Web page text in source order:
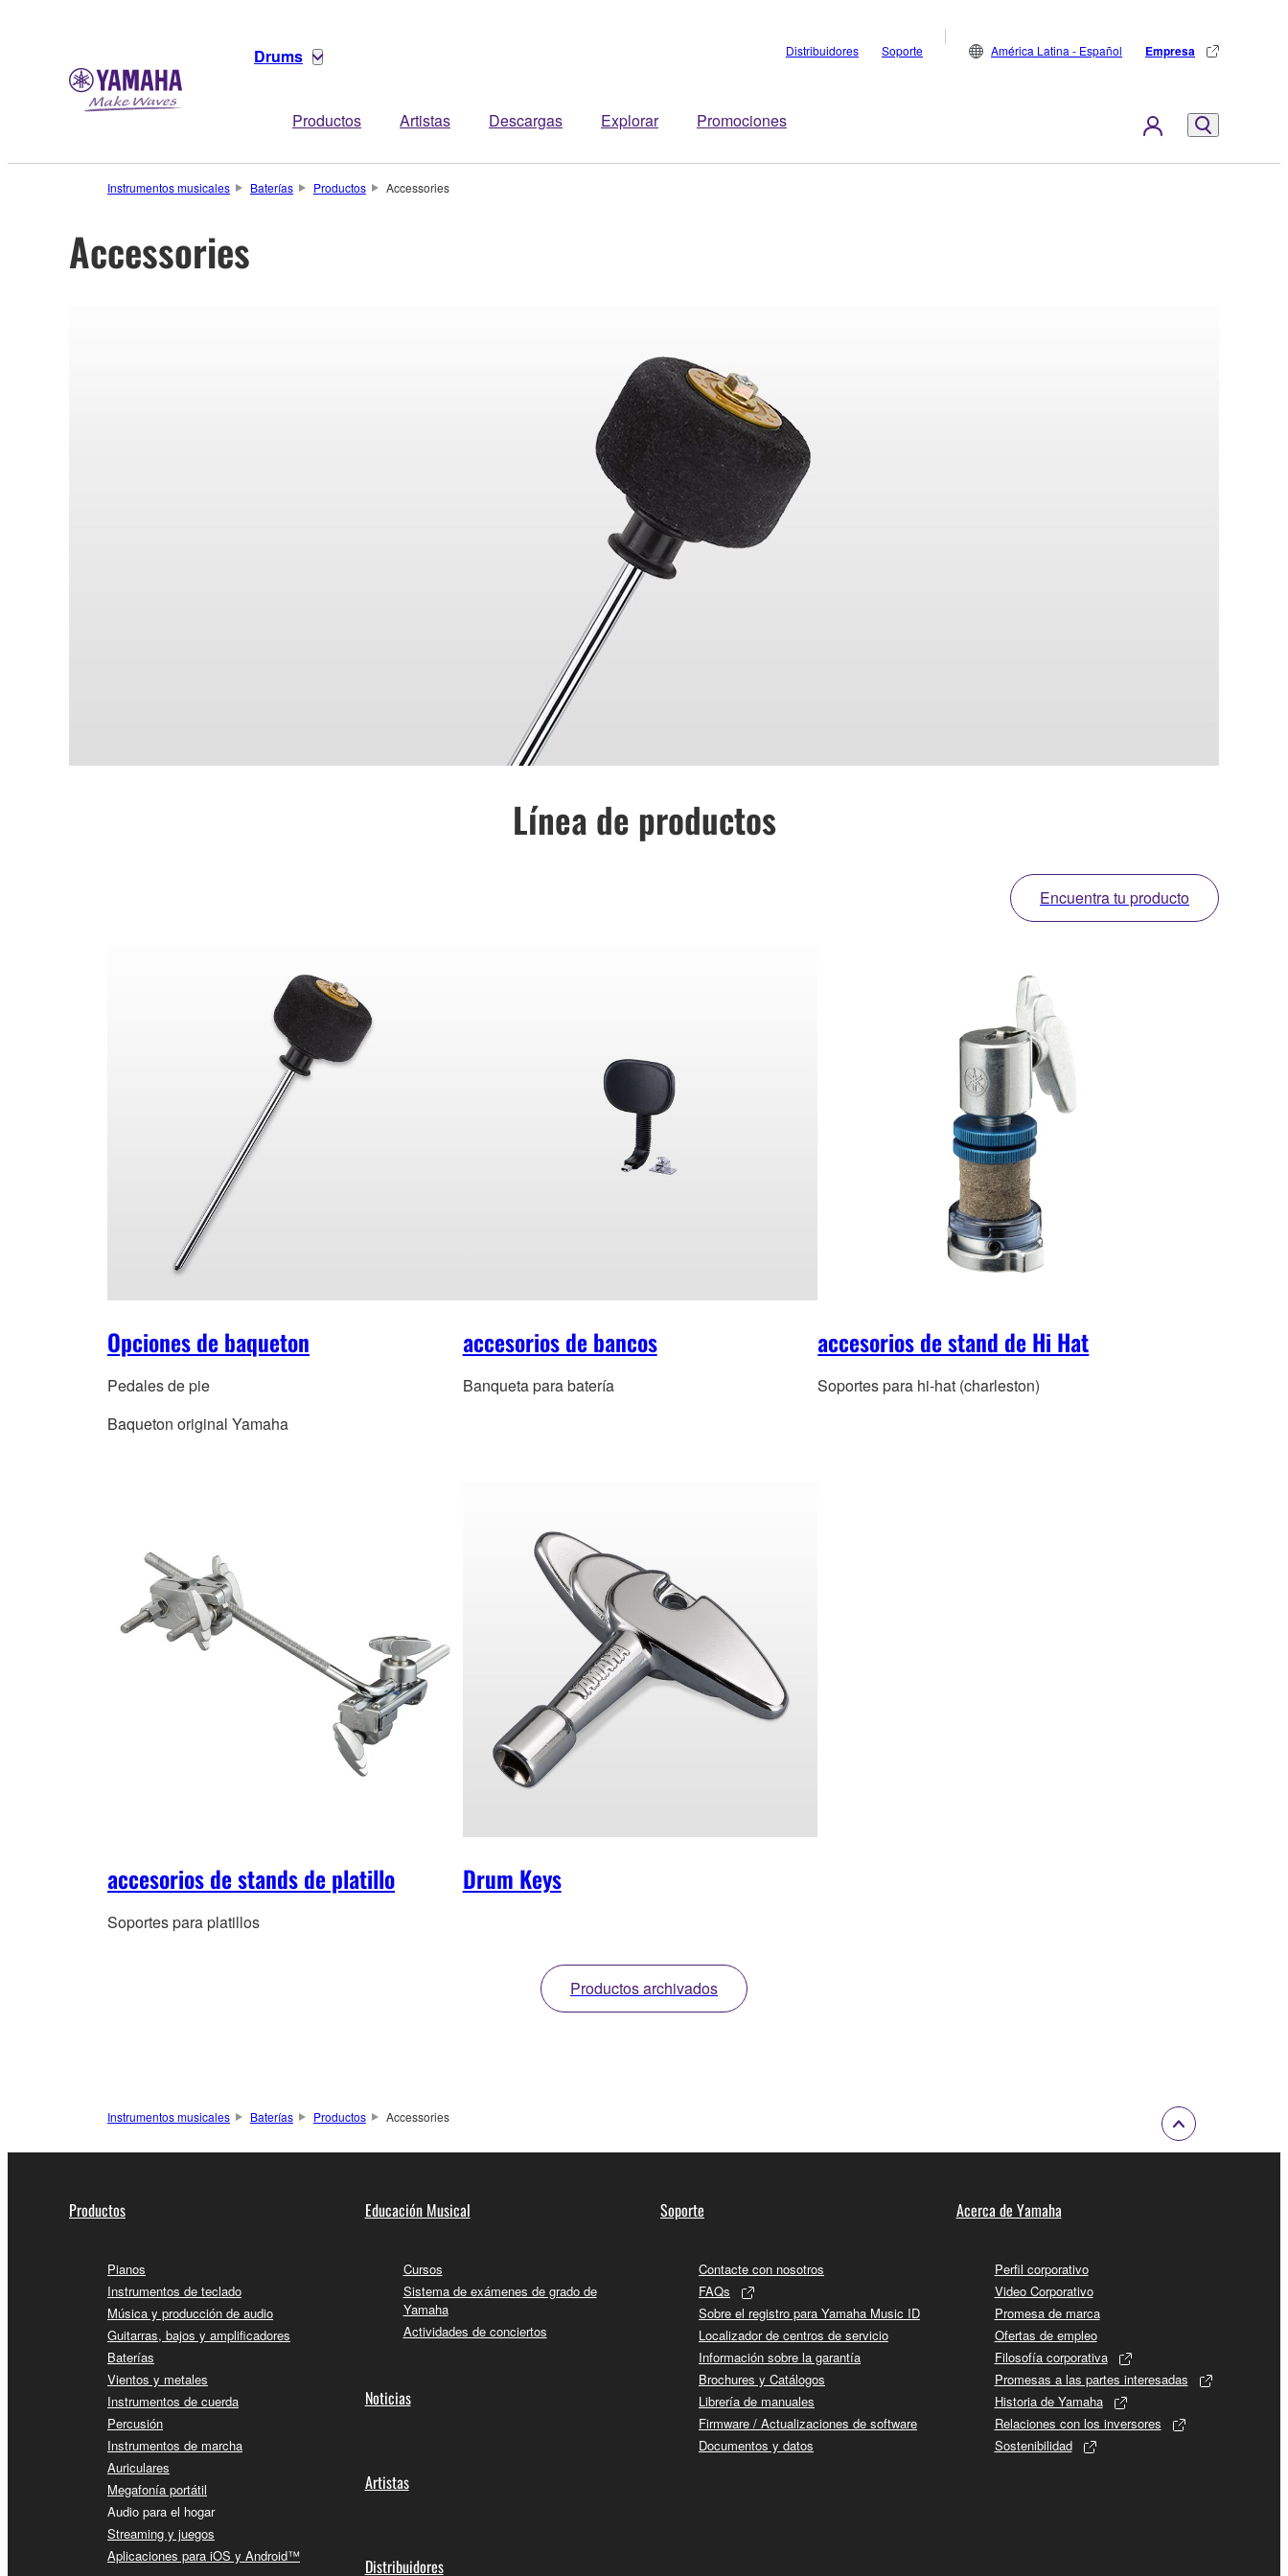
Drums
Productos Artistas Descargas Explorar Promociones
Distribuidores Soporte América Latina - Español Empresa
Instrumentos musicales Baterías Productos Accessories
Accessories
Línea de productos
Encuentra tu producto
Opciones de baqueton
Pedales de pie
Baqueton original Yamaha
accesorios de bancos
Banqueta para batería
accesorios de stand de Hi Hat
Soportes para hi-hat (charleston)
accesorios de stands de platillo
Soportes para platillos
Drum Keys
Productos archivados
Instrumentos musicales Baterías Productos Accessories
Productos
Pianos
Instrumentos de teclado
Música y producción de audio
Guitarras, bajos y amplificadores
Baterías
Vientos y metales
Instrumentos de cuerda
Percusión
Instrumentos de marcha
Auriculares
Megafonía portátil
Audio para el hogar
Streaming y juegos
Aplicaciones para iOS y Android™
Educación Musical
Cursos
Sistema de exámenes de grado de
Yamaha
Actividades de conciertos
Noticias
Artistas
Distribuidores
Soporte
Contacte con nosotros
FAQs
Sobre el registro para Yamaha Music ID
Localizador de centros de servicio
Información sobre la garantía
Brochures y Catálogos
Librería de manuales
Firmware / Actualizaciones de software
Documentos y datos
Acerca de Yamaha
Perfil corporativo
Video Corporativo
Promesa de marca
Ofertas de empleo
Filosofía corporativa
Promesas a las partes interesadas
Historia de Yamaha
Relaciones con los inversores
Sostenibilidad